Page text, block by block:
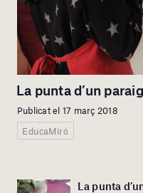
La punta d’un
Publicat el 17 març 2018
EducaMiró
La punta